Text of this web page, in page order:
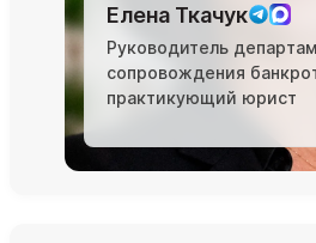
Елена Ткачук
Руководитель
сопровождения
практикующий юрист